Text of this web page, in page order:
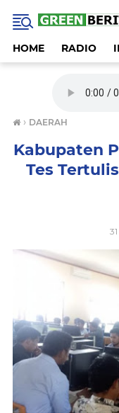
HOME RADIO
› DAERAH
Kabupaten
Tes